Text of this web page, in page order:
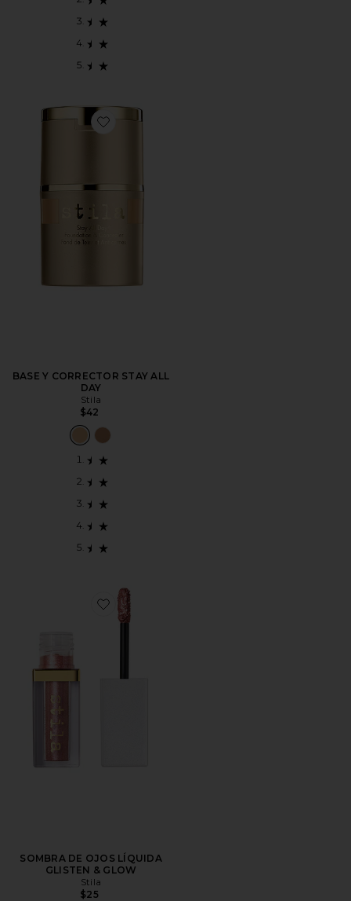
Favorite BASE Y CORRECTOR STAY ALL DAY
BASE Y CORRECTOR STAY ALL
DAY
Stila
$42
Favorite SOMBRA DE OJOS LÍQUIDA GLISTEN &
SOMBRA DE OJOS LÍQUIDA
GLISTEN & GLOW
Stila
$25